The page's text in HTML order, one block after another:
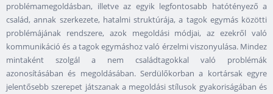
problémamegoldásban, illetve az egyik legfontosabb hatótényező a
család, annak szerkezete, hatalmi struktúrája, a tagok egymás közötti
problémájának rendszere, azok megoldási módjai, az ezekről való
kommunikáció és a tagok egymáshoz való érzelmi viszonyulása. Mindez
mintaként szolgál a nem családtagokkal való problémák
azonosításában és megoldásában. Serdülőkorban a kortársak egyre
jelentősebb szerepet játszanak a megoldási stílusok gyakoriságában és